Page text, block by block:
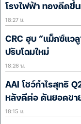
โรงไฟฟ้า ทองดีดขึ้
18:27 น.
CRC ฮุบ “แม็กซ์แวลู
ปรับโฉมใหม่
18:26 น.
AAI โชว์กำไรสุทธิ
หลังดีต่อ ดันยอดขา
18:15 น.